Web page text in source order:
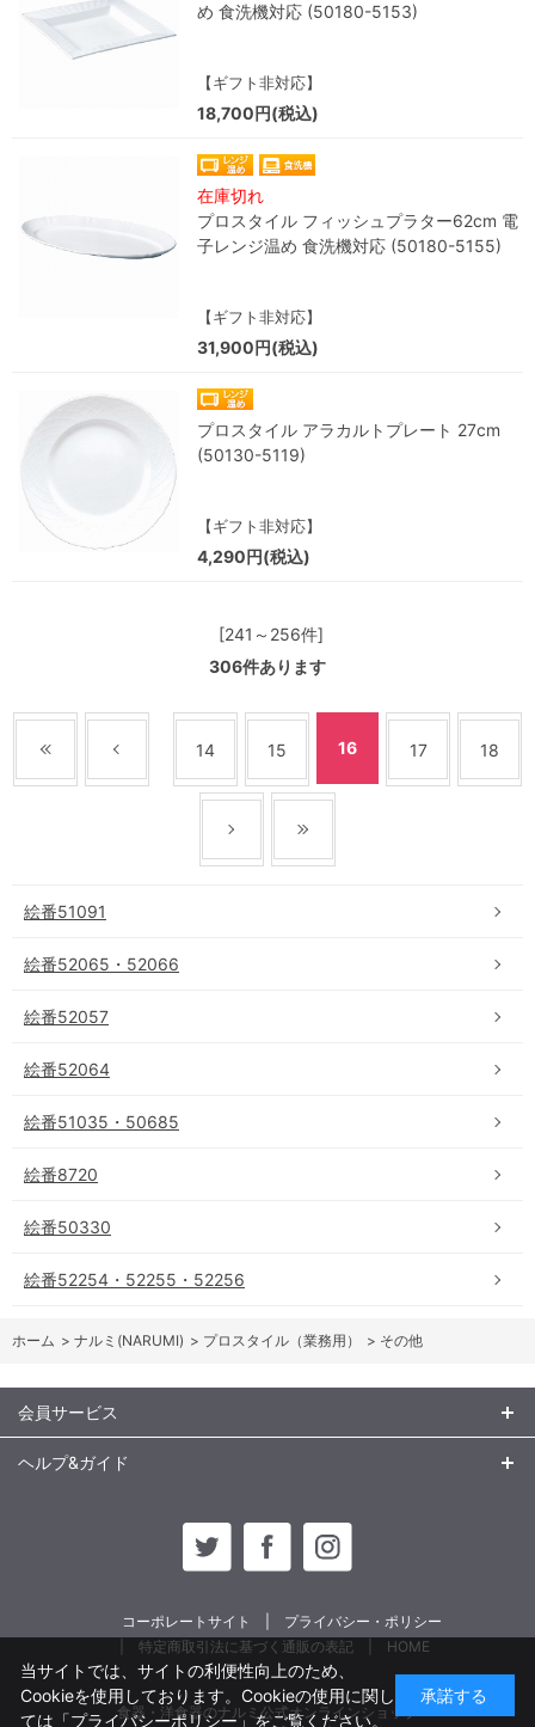
め 食洗機対応 (50180-5153)
【ギフト非対応】
18,700円(税込)
在庫切れ
プロスタイル フィッシュプラター62cm 電
子レンジ温め 食洗機対応 (50180-5155)
【ギフト非対応】
31,900円(税込)
プロスタイル アラカルトプレート 27cm
(50130-5119)
【ギフト非対応】
4,290円(税込)
[241～256件]
306件あります
14 15 16 17 18
絵番51091
絵番52065・52066
絵番52057
絵番52064
絵番51035・50685
絵番8720
絵番50330
絵番52254・52255・52256
ホーム > ナルミ(NARUMI) > プロスタイル（業務用） > その他
会員サービス
ヘルプ&ガイド
コーポレートサイト
プライバシー・ポリシー
特定商取引法に基づく通販の表記
HOME
食器・洋食器のナルミ公式オンラインショップ
当サイトでは、サイトの利便性向上のため、
Cookieを使用しております。Cookieの使用に関し
ては 「プライバシーポリシー」をご覧ください。
承諾する